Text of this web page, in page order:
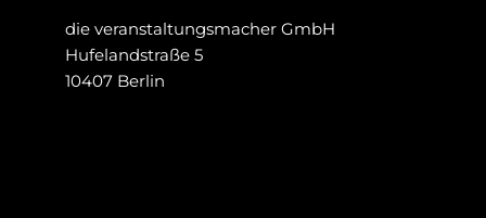
die veranstaltungsmacher GmbH
Hufelandstraße 5
10407 Berlin